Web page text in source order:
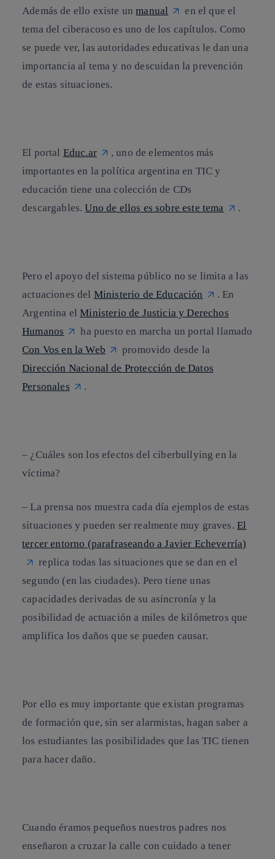
Además de ello existe unmanual
en el que el
tema del ciberacosoes uno de los capítulos. Como
se puede ver, las autoridades educativas le dan una
importancia al tema y no descuidan la prevención
de estas situaciones.
El portal Educ.ar
, uno de elementos más
importantes en la política argentina en TIC y
educación tiene una colección de CDs
descargables.Uno de ellos es sobre este tema .
Pero el apoyo del sistema público no se limita a las
actuaciones del Ministerio de Educación
. En
Argentina elMinisterio de Justicia y Derechos
Humanos
ha puesto en marcha un portal llamado
Con Vos en la Web
promovido desde la
Dirección Nacional de Protección de Datos
Personales
.
– ¿Cuáles son los efectos del ciberbullying en la
víctima?
– La prensa nos muestra cada día ejemplos de estas
situaciones y pueden ser realmente muy graves. El
tercer entorno (parafraseando a Javier Echeverría)
replica todas las situaciones que se dan en el
segundo (en las ciudades). Pero tiene unas
capacidades derivadas de su asincronía y la
posibilidad de actuación a miles de kilómetros que
amplifica los daños que se pueden causar.
Por ello es muy importante que existan programas
de formación que, sin ser alarmistas, hagan saber a
los estudiantes las posibilidades que lasTIC tienen
para hacer daño.
Cuando éramos pequeños nuestros padres nos
enseñaron a cruzar la calle con cuidado a tener